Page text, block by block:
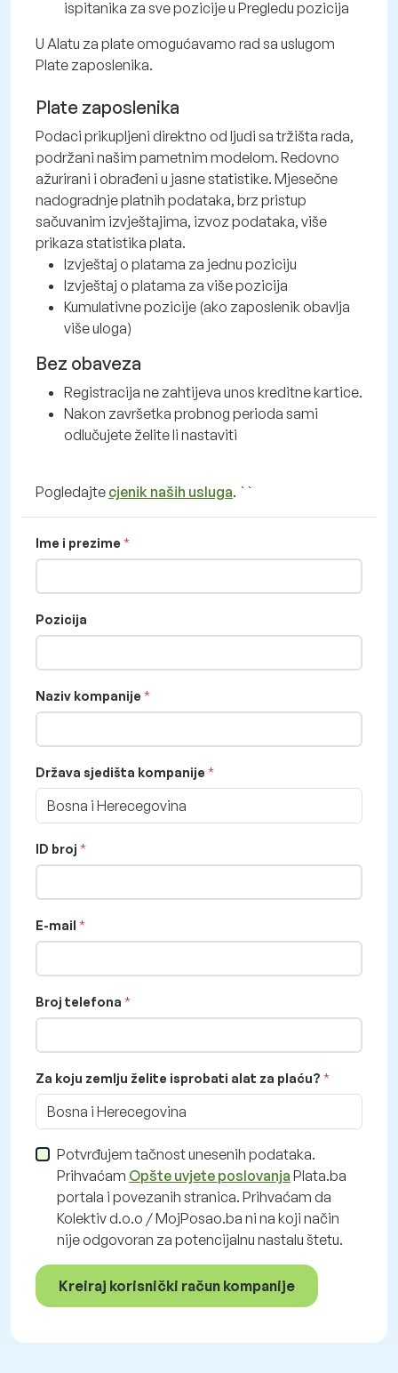
ispitanika za sve pozicije u Pregledu pozicija
U Alatu za plate omogućavamo rad sa uslugom
Plate zaposlenika.
Plate zaposlenika
Podaci prikupljeni direktno od ljudi sa tržišta rada,
podržani našim pametnim modelom. Redovno
ažurirani i obrađeni u jasne statistike. Mjesečne
nadogradnje platnih podataka, brz pristup
sačuvanim izvještajima, izvoz podataka, više
prikaza statistika plata.
Izvještaj o platama za jednu poziciju
Izvještaj o platama za više pozicija
Kumulativne pozicije (ako zaposlenik obavlja
više uloga)
Bez obaveza
Registracija ne zahtijeva unos kreditne kartice.
Nakon završetka probnog perioda sami
odlučujete želite li nastaviti
Pogledajte cjenik naših usluga. ``
Ime i prezime
Pozicija
Naziv kompanije
Država sjedišta kompanije
Bosna i Herecegovina
ID broj
E-mail
Broj telefona
Za koju zemlju želite isprobati alat za plaću?
Bosna i Herecegovina
Potvrđujem tačnost unesenih podataka.
Prihvaćam Opšte uvjete poslovanja Plata.ba
portala i povezanih stranica. Prihvaćam da
Kolektiv d.o.o / MojPosao.ba ni na koji način
nije odgovoran za potencijalnu nastalu štetu.
Kreiraj korisnički račun kompanije